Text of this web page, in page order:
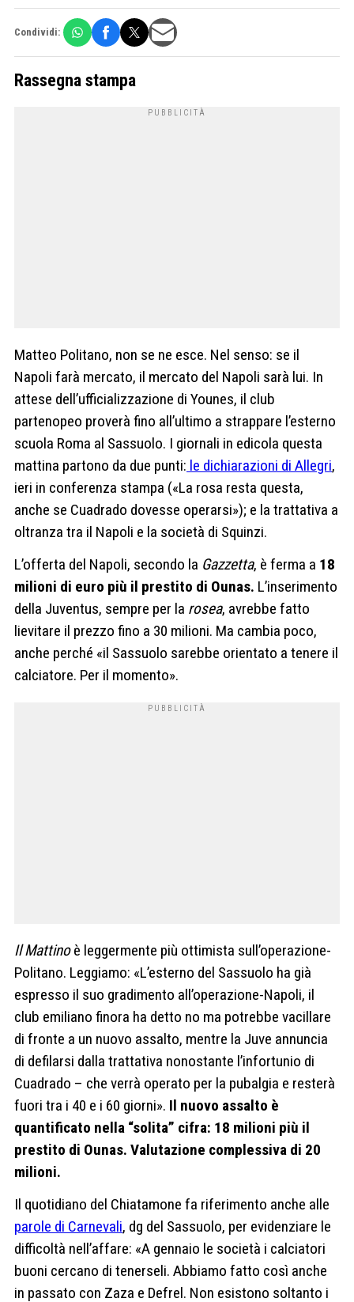
Condividi:
Rassegna stampa
Matteo Politano, non se ne esce. Nel senso: se il
Napoli farà mercato, il mercato del Napoli sarà lui. In
attese dell’ufficializzazione di Younes, il club
partenopeo proverà fino all’ultimo a strappare l’esterno
scuola Roma al Sassuolo. I giornali in edicola questa
mattina partono da due punti: le dichiarazioni di Allegri,
ieri in conferenza stampa («La rosa resta questa,
anche se Cuadrado dovesse operarsi»); e la trattativa a
oltranza tra il Napoli e la società di Squinzi.
L’offerta del Napoli, secondo la Gazzetta, è ferma a 18
milioni di euro più il prestito di Ounas. L’inserimento
della Juventus, sempre per la rosea, avrebbe fatto
lievitare il prezzo fino a 30 milioni. Ma cambia poco,
anche perché «il Sassuolo sarebbe orientato a tenere il
calciatore. Per il momento».
Il Mattinoè leggermente più ottimista sull’operazione-
Politano. Leggiamo: «L’esterno del Sassuolo ha già
espresso il suo gradimento all’operazione-Napoli, il
club emiliano finora ha detto no ma potrebbe vacillare
di fronte a un nuovo assalto, mentre la Juve annuncia
di defilarsi dalla trattativa nonostante l’infortunio di
Cuadrado – che verrà operato per la pubalgia e resterà
fuori tra i 40 e i 60 giorni». Il nuovo assalto è
quantificato nella “solita” cifra: 18 milioni più il
prestito di Ounas. Valutazione complessiva di 20
milioni.
Il quotidiano del Chiatamone fa riferimento anche alle
parole di Carnevali, dg del Sassuolo, per evidenziare le
difficoltà nell’affare: «A gennaio le società i calciatori
buoni cercano di tenerseli. Abbiamo fatto così anche
in passato con Zaza e Defrel. Non esistono soltanto i